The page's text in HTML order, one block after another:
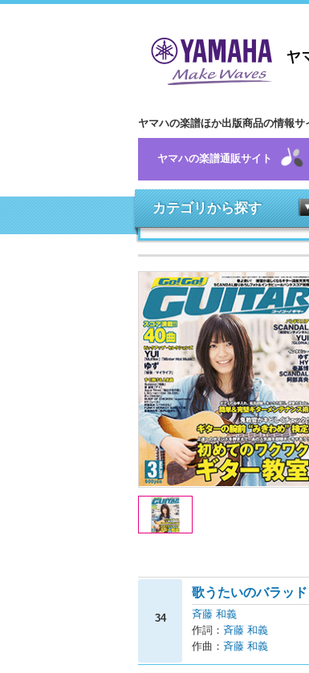
ヤマハの楽譜ほか出版商品の情報サ
ヤマハの楽譜通販サイト
カテゴリから探す
34
歌うたいのバラッド
斉藤 和義
作詞： 斉藤 和義
作曲： 斉藤 和義